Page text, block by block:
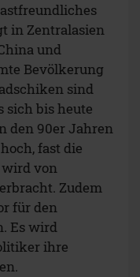
in Zentralasien
und
Bevölkerung
sind
sich bis heute
den 90er Jahren
fast die
von
Zudem
für den
Es wird
ihre